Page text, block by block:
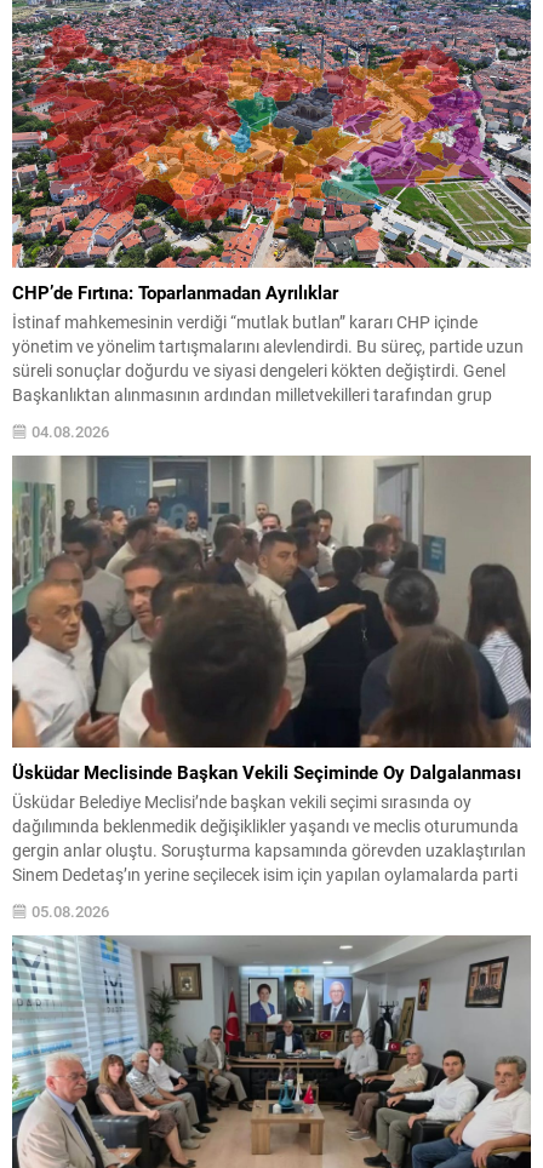
CHP’de Fırtına: Toparlanmadan Ayrılıklar
İstinaf mahkemesinin verdiği “mutlak butlan” kararı CHP içinde
yönetim ve yönelim tartışmalarını alevlendirdi. Bu süreç, partide uzun
süreli sonuçlar doğurdu ve siyasi dengeleri kökten değiştirdi. Genel
Başkanlıktan alınmasının ardından milletvekilleri tarafından grup
başkanı seçilen Özgür Özel, olağanüstü kurultay taleplerinin
karşılanmaması üzerine partisinden istifa etti ve 90 milletvekiliyle
birlikte Yeni Parti’yi...
04.08.2026
Üsküdar Meclisinde Başkan Vekili Seçiminde Oy Dalgalanması
Üsküdar Belediye Meclisi’nde başkan vekili seçimi sırasında oy
dağılımında beklenmedik değişiklikler yaşandı ve meclis oturumunda
gergin anlar oluştu. Soruşturma kapsamında görevden uzaklaştırılan
Sinem Dedetaş’ın yerine seçilecek isim için yapılan oylamalarda parti
içi dengeler gündemin merkezine oturdu. CHP’nin adayı Sibel Tan
Çetinkaya ile AK Parti’nin adayı Dündar Ziya Gültekin arasında
geçen...
05.08.2026